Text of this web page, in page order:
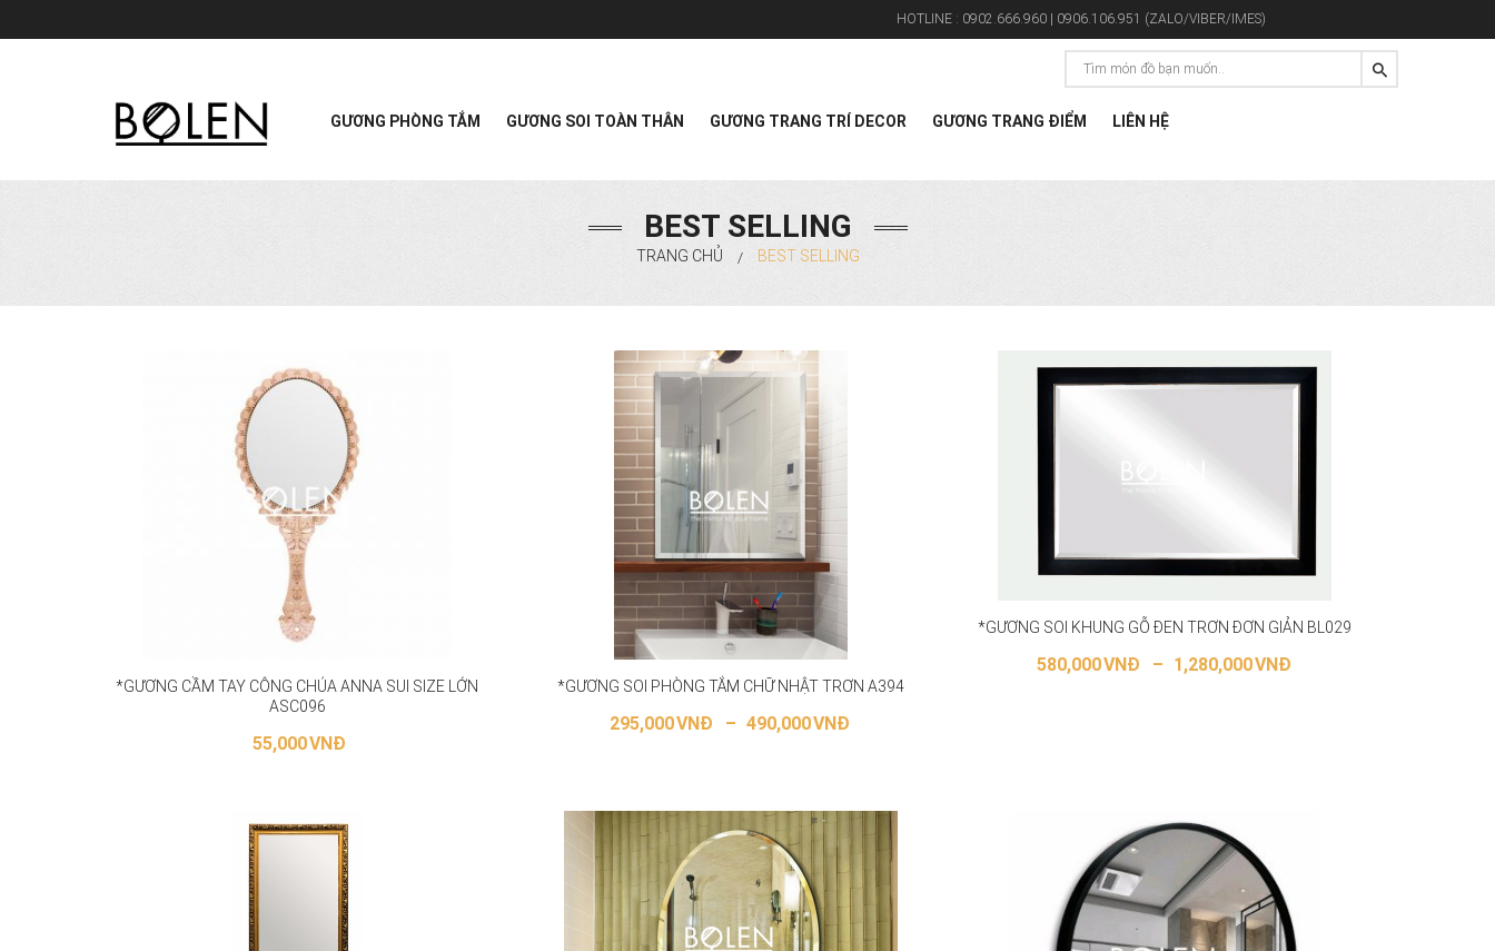
HOTLINE : 0902.666.960 | 0906.106.951 (ZALO/VIBER/IMES)
GƯƠNG PHÒNG TẮM GƯƠNG SOI TOÀN THÂN GƯƠNG TRANG TRÍ DECOR GƯƠNG TRANG ĐIỂM LIÊN HỆ
BEST SELLING
TRANG CHỦ / BEST SELLING
*GƯƠNG CẦM TAY CÔNG CHÚA ANNA SUI SIZE LỚN
ASC096
55,000VNĐ
*GƯƠNG SOI PHÒNG TẮM CHỮ NHẬT TRƠN A394
295,000VNĐ – 490,000VNĐ
*GƯƠNG SOI KHUNG GỖ ĐEN TRƠN ĐƠN GIẢN BL029
580,000VNĐ – 1,280,000VNĐ